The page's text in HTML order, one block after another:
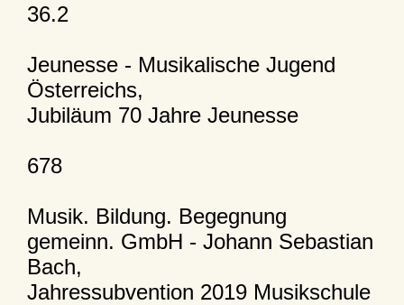
36.2
Jeunesse - Musikalische Jugend
Österreichs,
Jubiläum 70 Jahre Jeunesse
678
Musik. Bildung. Begegnung
gemeinn. GmbH - Johann Sebastian
Bach,
Jahressubvention 2019 Musikschule